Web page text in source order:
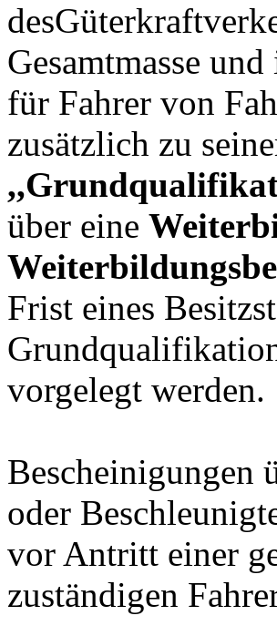
Gesamtmasse
für Fahrer von
zusätzlich zu
über eine
Frist eines
vorgelegt werden.
Bescheinigungen
oder
vor Antritt einer
zuständigen